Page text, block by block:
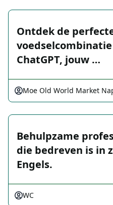
Ontdek de
ChatGPT, jouw …
Moe Old World Market
Behulpzame
die bedreven is in
Engels.
WC